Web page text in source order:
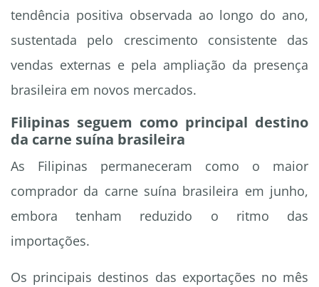
tendência positiva observada ao longo do ano,
sustentada pelo crescimento consistente das
vendas externas e pela ampliação da presença
brasileira em novos mercados.
Filipinas seguem como principal destino
da carne suína brasileira
As Filipinas permaneceram como o maior
comprador da carne suína brasileira em junho,
embora tenham reduzido o ritmo das
importações.
Os principais destinos das exportações no mês